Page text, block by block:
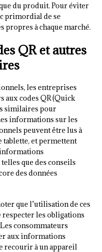
du produit. Pour éviter
primordial de se
propres à chaque marché.
QR et autres
les entreprises
aux codes QR (Quick
similaires pour
informations sur les
peuvent être lus à
tablette, et permettent
informations
que des conseils
des données
que l’utilisation de ces
respecter les obligations
consommateurs
aux informations
recourir à un appareil